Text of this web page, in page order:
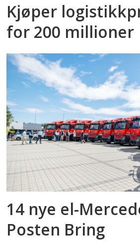
Kjøper
for 200 millioner
14 nye el-
Posten Bring